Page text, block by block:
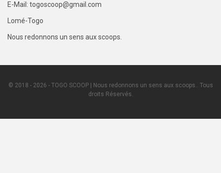
E-Mail: togoscoop@gmail.com
Lomé-Togo
Nous redonnons un sens aux scoops.
© 2018 - 2026 - TOGO SCOOP | Nous redonnons un sens aux scoops.. Tous
droits Réservés.